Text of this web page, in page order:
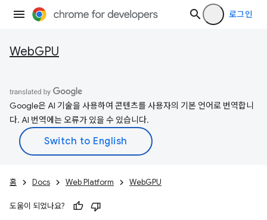
로그인
WebGPU
Google은 AI 기술을 사용하여 콘텐츠를 사용자의 기본 언어로 번역합니
다. AI 번역에는 오류가 있을 수 있습니다.
홈 Docs Web Platform WebGPU
도움이 되었나요?